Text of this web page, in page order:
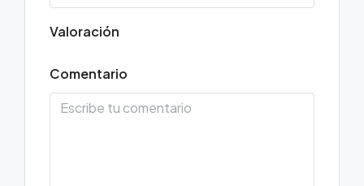
Valoración
Comentario